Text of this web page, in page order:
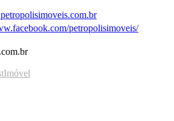
petropolisimoveis/